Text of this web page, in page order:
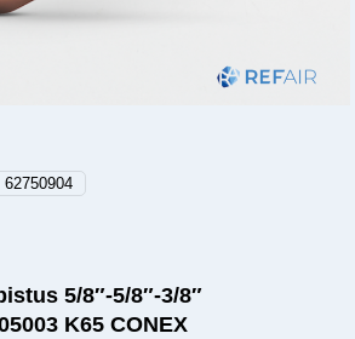
62750904
5/8″-5/8″-3/8″
K65 CONEX